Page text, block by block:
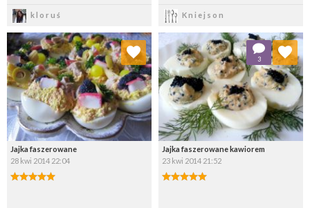
kloruś Kniejson
Jajka faszerowane
28 kwi 2014 22:04
Dodaj do ulubionych
Wybierz listę:
Jajka faszerowane kawiorem
23 kwi 2014 21:52
3
Dodaj do ulubionych
Wybierz listę: